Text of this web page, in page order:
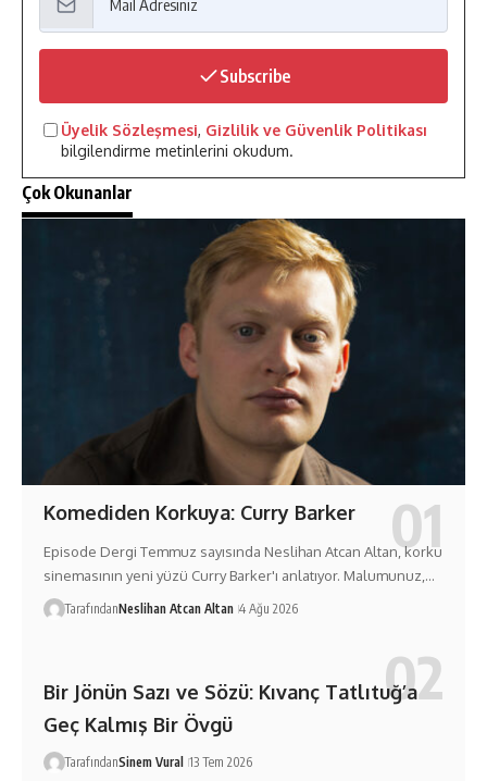
Subscribe
Üyelik Sözleşmesi, Gizlilik ve Güvenlik Politikası
bilgilendirme metinlerini okudum.
Çok Okunanlar
Komediden Korkuya: Curry Barker
Episode Dergi Temmuz sayısında Neslihan Atcan Altan, korku
sinemasının yeni yüzü Curry Barker'ı anlatıyor. Malumunuz,…
TarafındanNeslihan Atcan Altan 4 Ağu 2026
Bir Jönün Sazı ve Sözü: Kıvanç Tatlıtuğ’a
Geç Kalmış Bir Övgü
TarafındanSinem Vural 13 Tem 2026